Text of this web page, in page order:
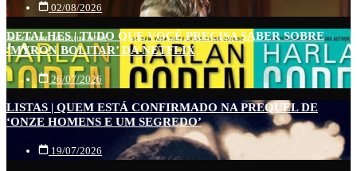
02/08/2026
DETALHES | TUDO QUE VOCÊ PRECISA SABER SOBRE
‘MYRON BOLITAR’ DA NETFLIX
26/07/2026
LISTAS | QUEM ESTÁ CONFIRMADO NA PREQUEL DE
‘ONZE HOMENS E UM SEGREDO’
19/07/2026